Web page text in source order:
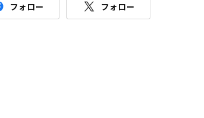
フォロー フォロー